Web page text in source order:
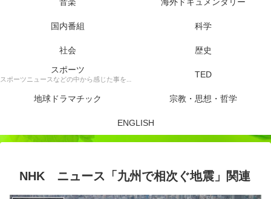
音楽 海外ドキュメンタリー
国内番組 科学
社会
歴史
スポーツ
スポーツニュースなどの中から感じた事を書きます。 TED
地球ドラマチック 宗教・思想・哲学
ENGLISH
NHK ニュース「九州で相次ぐ地震」関連